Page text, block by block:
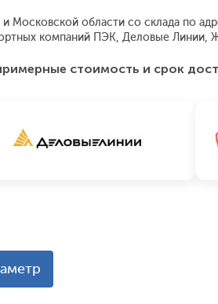
области со склада по
компаний ПЭК, Деловые Линии,
стоимость и срок